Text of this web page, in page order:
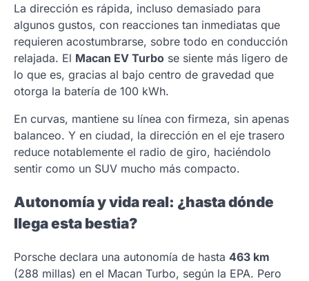
La dirección es rápida, incluso demasiado para
algunos gustos, con reacciones tan inmediatas que
requieren acostumbrarse, sobre todo en conducción
relajada. El Macan EV Turbo se siente más ligero de
lo que es, gracias al bajo centro de gravedad que
otorga la batería de 100 kWh.
En curvas, mantiene su línea con firmeza, sin apenas
balanceo. Y en ciudad, la dirección en el eje trasero
reduce notablemente el radio de giro, haciéndolo
sentir como un SUV mucho más compacto.
Autonomía y vida real: ¿hasta dónde
llega esta bestia?
Porsche declara una autonomía de hasta 463 km
(288 millas) en el Macan Turbo, según la EPA. Pero